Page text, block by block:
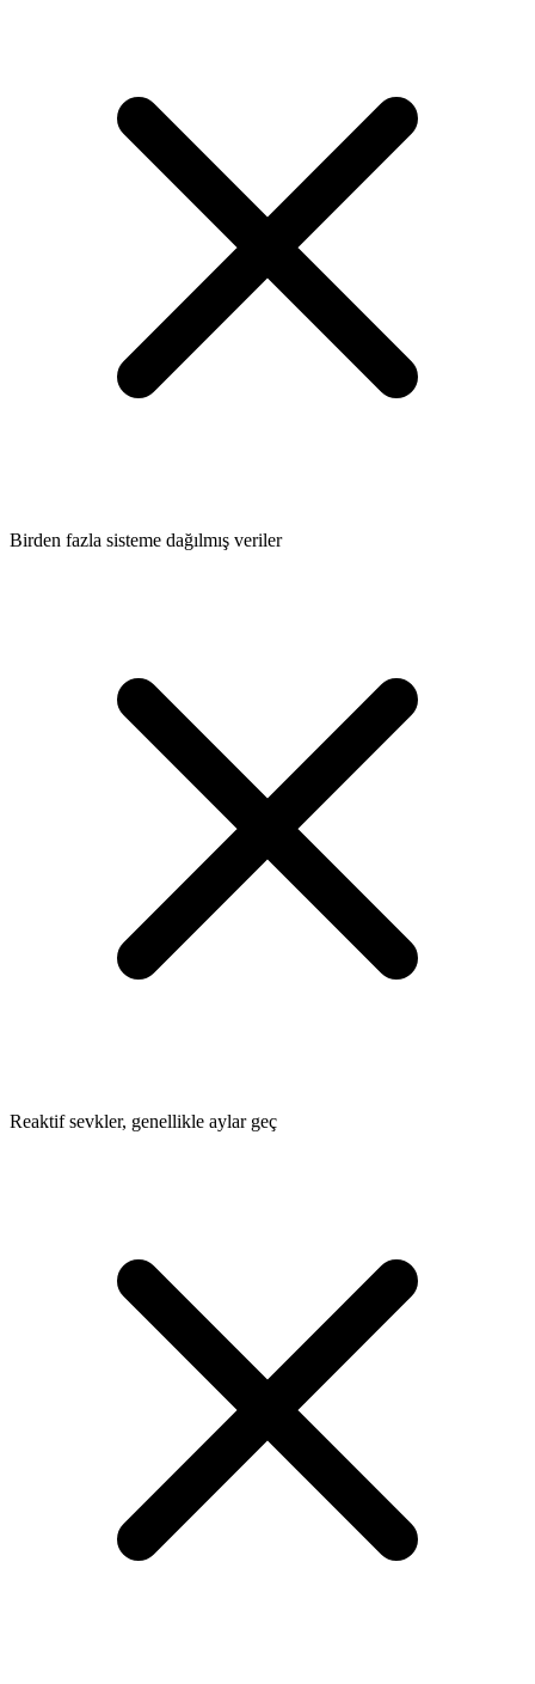
Birden fazla sisteme dağılmış veriler
Reaktif sevkler, genellikle aylar geç